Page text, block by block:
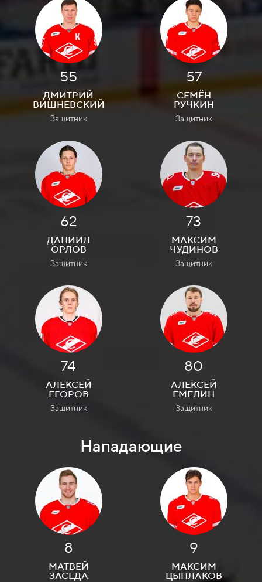
55
ДМИТРИЙ
ВИШНЕВСКИЙ
Защитник
57
СЕМЁН
РУЧКИН
Защитник
62
ДАНИИЛ
ОРЛОВ
Защитник
73
МАКСИМ
ЧУДИНОВ
Защитник
74
АЛЕКСЕЙ
ЕГОРОВ
Защитник
80
АЛЕКСЕЙ
ЕМЕЛИН
Защитник
Нападающие
8
МАТВЕЙ
ЗАСЕДА
9
МАКСИМ
ЦЫПЛАКОВ